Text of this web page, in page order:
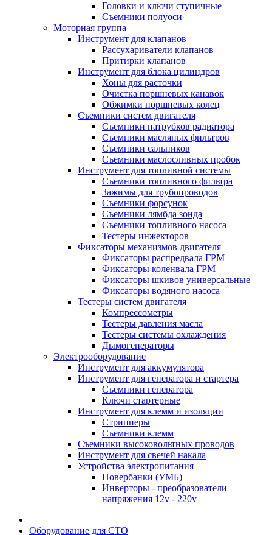
Головки и ключи ступичные
Съемники полуоси
Моторная группа
Инструмент для клапанов
Рассухариватели клапанов
Притирки клапанов
Инструмент для блока цилиндров
Хоны для расточки
Очистка поршневых канавок
Обжимки поршневых колец
Съемники систем двигателя
Съемники патрубков радиатора
Съемники масляных фильтров
Съемники сальников
Съемники маслосливных пробок
Инструмент для топливной системы
Съемники топливного фильтра
Зажимы для трубопроводов
Съемники форсунок
Съемники лямбда зонда
Съемники топливного насоса
Тестеры инжекторов
Фиксаторы механизмов двигателя
Фиксаторы распредвала ГРМ
Фиксаторы коленвала ГРМ
Фиксаторы шкивов универсальные
Фиксаторы водяного насоса
Тестеры систем двигателя
Компрессометры
Тестеры давления масла
Тестеры системы охлаждения
Дымогенераторы
Электрооборудование
Инструмент для аккумулятора
Инструмент для генератора и стартера
Съемники генератора
Ключи стартерные
Инструмент для клемм и изоляции
Стрипперы
Съемники клемм
Съемники высоковольтных проводов
Инструмент для свечей накала
Устройства электропитания
Повербанки (УМБ)
Инверторы - преобразователи
напряжения 12v - 220v
Оборудование для СТО